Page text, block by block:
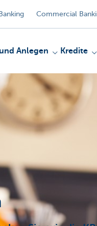
Commercial
Anlegen Kredite